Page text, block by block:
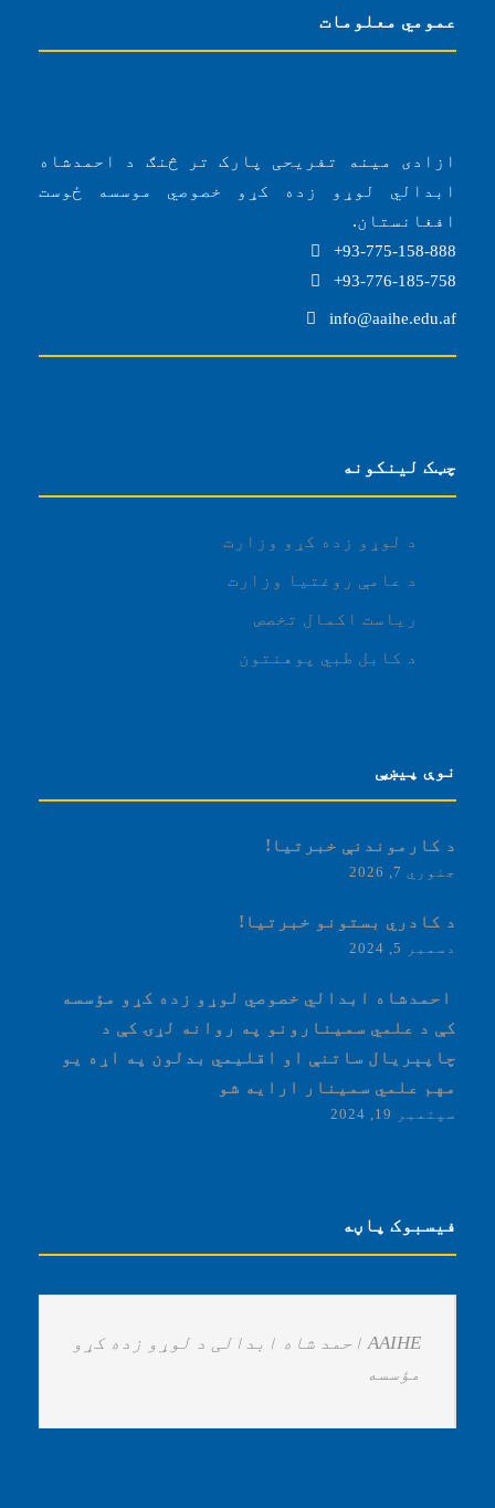
عمومي معلومات
ازادی مینه تفریحی پارک تر څنګ د احمدشاه
ابدالي لوړو زده کړو خصوصي موسسه ځوست
افغانستان.
93-775-158-888+
93-776-185-758+
info@aaihe.edu.af
چټک لینکونه
د لوړو زده کړو وزارت
د عامې روغتیا وزارت
ریاست اکمال تخصص
د کابل طبي پوهنتون
نوې پیښې
د کارموندنې خبرتیا!
جنوري 7, 2026
د کادري بستونو خبرتیا!
دسمبر 5, 2024
‏‎ احمدشاه ابدالي خصوصي لوړو زده کړو مؤسسه
کې د علمي سمینارونو په روانه لړۍ کې د
چاپېریال ساتنې او اقلیمي بدلون په اړه یو
مهم علمي سمینار ارایه شو
سپتمبر 19, 2024
فیسبوک پاڼه
‏AAIHE احمد شاه ابدالی د لوړو زده کړو
مؤسسه ‏